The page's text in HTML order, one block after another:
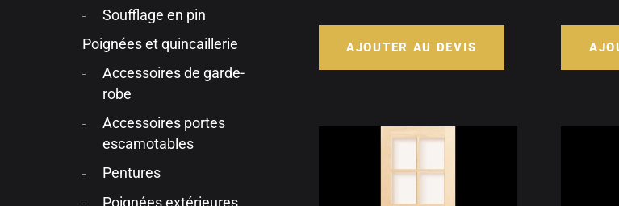
Soufflage en pin
Poignées et quincaillerie
Accessoires de garde-
robe
Accessoires portes
escamotables
Pentures
Poignées extérieures
AJOUTER AU DEVIS